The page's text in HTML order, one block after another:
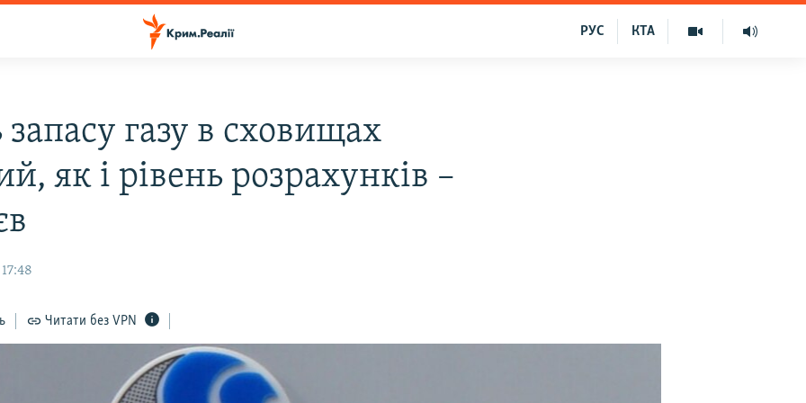
КТА
РУС
запасу газу в сховищах
як і рівень розрахунків –
Читати без VPN